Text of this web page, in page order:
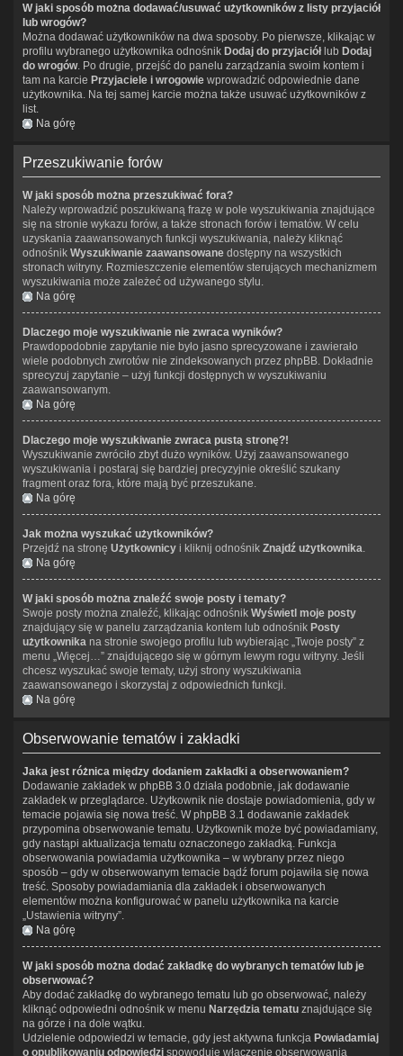
W jaki sposób można dodawać/usuwać użytkowników z listy przyjaciół
lub wrogów?
Można dodawać użytkowników na dwa sposoby. Po pierwsze, klikając w
profilu wybranego użytkownika odnośnik Dodaj do przyjaciółlub Dodaj
do wrogów. Po drugie, przejść do panelu zarządzania swoim kontem i
tam na karcie Przyjaciele i wrogowie wprowadzić odpowiednie dane
użytkownika. Na tej samej karcie można także usuwać użytkowników z
list.
Na górę
Przeszukiwanie forów
W jaki sposób można przeszukiwać fora?
Należy wprowadzić poszukiwaną frazę w pole wyszukiwania znajdujące
się na stronie wykazu forów, a także stronach forów i tematów. W celu
uzyskania zaawansowanych funkcji wyszukiwania, należy kliknąć
odnośnik Wyszukiwanie zaawansowane dostępny na wszystkich
stronach witryny. Rozmieszczenie elementów sterujących mechanizmem
wyszukiwania może zależeć od używanego stylu.
Na górę
Dlaczego moje wyszukiwanie nie zwraca wyników?
Prawdopodobnie zapytanie nie było jasno sprecyzowane i zawierało
wiele podobnych zwrotów nie zindeksowanych przez phpBB. Dokładnie
sprecyzuj zapytanie – użyj funkcji dostępnych w wyszukiwaniu
zaawansowanym.
Na górę
Dlaczego moje wyszukiwanie zwraca pustą stronę?!
Wyszukiwanie zwróciło zbyt dużo wyników. Użyj zaawansowanego
wyszukiwania i postaraj się bardziej precyzyjnie określić szukany
fragment oraz fora, które mają być przeszukane.
Na górę
Jak można wyszukać użytkowników?
Przejdź na stronę Użytkownicy i kliknij odnośnik Znajdź użytkownika.
Na górę
W jaki sposób można znaleźć swoje posty i tematy?
Swoje posty można znaleźć, klikając odnośnik Wyświetl moje posty
znajdujący się w panelu zarządzania kontem lub odnośnik Posty
użytkownika na stronie swojego profilu lub wybierając „Twoje posty” z
menu „Więcej…” znajdującego się w górnym lewym rogu witryny. Jeśli
chcesz wyszukać swoje tematy, użyj strony wyszukiwania
zaawansowanego i skorzystaj z odpowiednich funkcji.
Na górę
Obserwowanie tematów i zakładki
Jaka jest różnica między dodaniem zakładki a obserwowaniem?
Dodawanie zakładek w phpBB 3.0 działa podobnie, jak dodawanie
zakładek w przeglądarce. Użytkownik nie dostaje powiadomienia, gdy w
temacie pojawia się nowa treść. W phpBB 3.1 dodawanie zakładek
przypomina obserwowanie tematu. Użytkownik może być powiadamiany,
gdy nastąpi aktualizacja tematu oznaczonego zakładką. Funkcja
obserwowania powiadamia użytkownika – w wybrany przez niego
sposób – gdy w obserwowanym temacie bądź forum pojawiła się nowa
treść. Sposoby powiadamiania dla zakładek i obserwowanych
elementów można konfigurować w panelu użytkownika na karcie
„Ustawienia witryny”.
Na górę
W jaki sposób można dodać zakładkę do wybranych tematów lub je
obserwować?
Aby dodać zakładkę do wybranego tematu lub go obserwować, należy
kliknąć odpowiedni odnośnik w menu Narzędzia tematu znajdujące się
na górze i na dole wątku.
Udzielenie odpowiedzi w temacie, gdy jest aktywna funkcja Powiadamiaj
o opublikowaniu odpowiedzi spowoduje włączenie obserwowania